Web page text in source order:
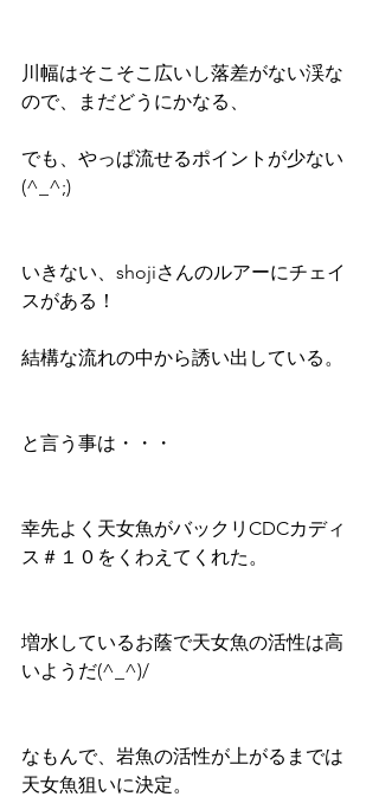
川幅はそこそこ広いし落差がない渓な
ので、まだどうにかなる、
でも、やっぱ流せるポイントが少ない
(^_^;)
いきない、shojiさんのルアーにチェイ
スがある！
結構な流れの中から誘い出している。
と言う事は・・・
幸先よく天女魚がバックリCDCカディ
ス＃１０をくわえてくれた。
増水しているお蔭で天女魚の活性は高
いようだ(^_^)/
なもんで、岩魚の活性が上がるまでは
天女魚狙いに決定。